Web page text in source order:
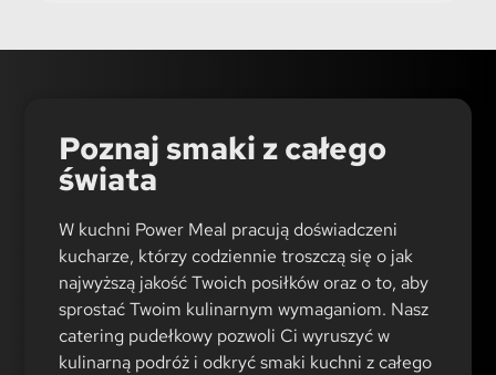
Poznaj smaki z całego
świata
W kuchni Power Meal pracują doświadczeni
kucharze, którzy codziennie troszczą się o jak
najwyższą jakość Twoich posiłków oraz o to, aby
sprostać Twoim kulinarnym wymaganiom. Nasz
catering pudełkowy pozwoli Ci wyruszyć w
kulinarną podróż i odkryć smaki kuchni z całego